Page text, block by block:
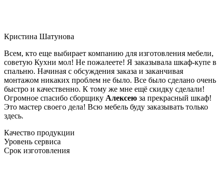
Кристина Шатунова
Всем, кто еще выбирает компанию для изготовления мебели,
советую Кухни мол! Не пожалеете! Я заказывала шкаф-купе в
спальню. Начиная с обсуждения заказа и заканчивая
монтажом никаких проблем не было. Все было сделано очень
быстро и качественно. К тому же мне ещё скидку сделали!
Огромное спасибо сборщику Алексею за прекрасный шкаф!
Это мастер своего дела! Всю мебель буду заказывать только
здесь.
Качество продукции
Уровень сервиса
Срок изготовления